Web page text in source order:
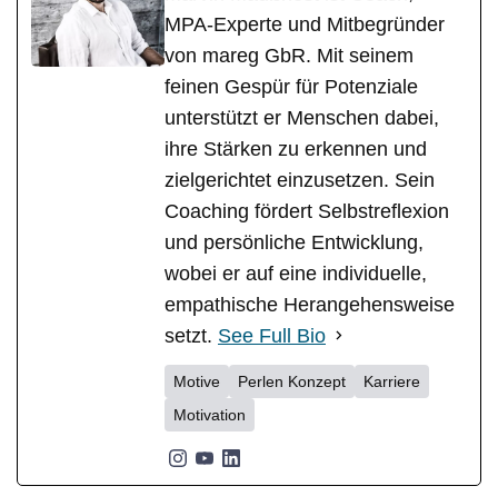
MPA-Experte und Mitbegründer
von mareg GbR. Mit seinem
feinen Gespür für Potenziale
unterstützt er Menschen dabei,
ihre Stärken zu erkennen und
zielgerichtet einzusetzen. Sein
Coaching fördert Selbstreflexion
und persönliche Entwicklung,
wobei er auf eine individuelle,
empathische Herangehensweise
setzt. See Full Bio
Motive Perlen Konzept
Karriere
Motivation